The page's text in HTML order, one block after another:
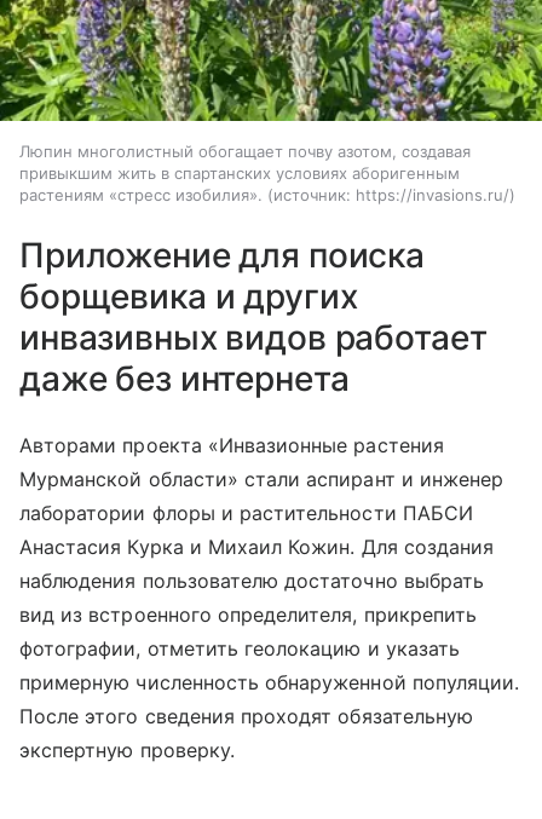
Люпин многолистный обогащает почву азотом, создавая
привыкшим жить в спартанских условиях аборигенным
растениям «стресс изобилия».
источник: https://invasions.ru/
Приложение для поиска
борщевика и других
инвазивных видов работает
даже без интернета
Авторами проекта «Инвазионные растения
Мурманской области» стали аспирант и инженер
лаборатории флоры и растительности ПАБСИ
Анастасия Курка и Михаил Кожин. Для создания
наблюдения пользователю достаточно выбрать
вид из встроенного определителя, прикрепить
фотографии, отметить геолокацию и указать
примерную численность обнаруженной популяции.
После этого сведения проходят обязательную
экспертную проверку.